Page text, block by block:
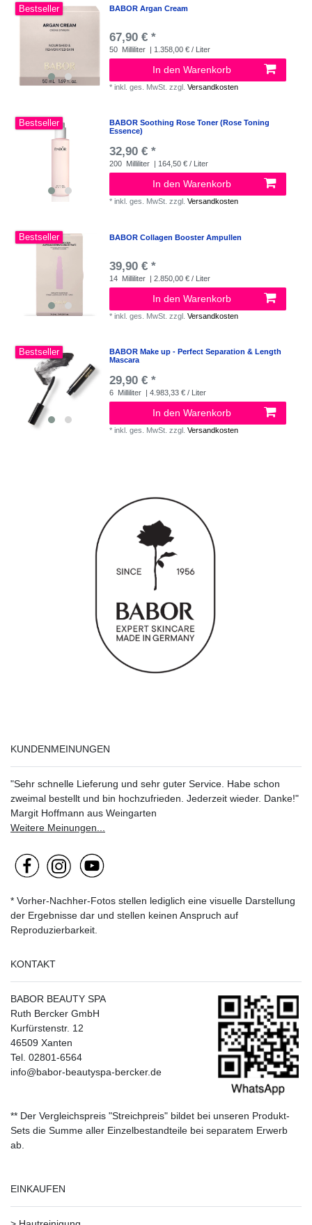
Bestseller BABOR Argan Cream
67,90 € *
50 Milliliter | 1.358,00 € / Liter
In den Warenkorb
*inkl. ges. MwSt. zzgl.Versandkosten
Bestseller
BABOR Soothing Rose Toner (Rose Toning
Essence)
32,90 € *
200 Milliliter | 164,50 € / Liter
In den Warenkorb
*inkl. ges. MwSt. zzgl.Versandkosten
Bestseller BABOR Collagen Booster Ampullen
39,90 € *
14 Milliliter | 2.850,00 € / Liter
In den Warenkorb
*inkl. ges. MwSt. zzgl.Versandkosten
Bestseller
BABOR Make up - Perfect Separation & Length
Mascara
29,90 € *
6 Milliliter | 4.983,33 € / Liter
In den Warenkorb
*inkl. ges. MwSt. zzgl.Versandkosten
KUNDENMEINUNGEN
"Sehr schnelle Lieferung und sehr guter Service. Habe schon
zweimal bestellt und bin hochzufrieden. Jederzeit wieder. Danke!"
Margit Hoffmann aus Weingarten
Weitere Meinungen...
* Vorher-Nachher-Fotos stellen lediglich eine visuelle Darstellung
der Ergebnisse dar und stellen keinen Anspruch auf
Reproduzierbarkeit.
KONTAKT
BABOR BEAUTY SPA
Ruth Bercker GmbH
Kurfürstenstr. 12
46509 Xanten
Tel. 02801-6564
info@babor-beautyspa-bercker.de
** Der Vergleichspreis "Streichpreis" bildet bei unseren Produkt-
Sets die Summe aller Einzelbestandteile bei separatem Erwerb
ab.
EINKAUFEN